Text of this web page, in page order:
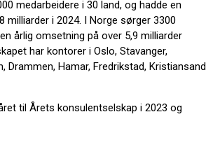
medarbeidere i 30 land, og hadde en
milliarder i 2024. I Norge sørger 3300
årlig omsetning på over 5,9 milliarder
har kontorer i Oslo, Stavanger,
Drammen, Hamar, Fredrikstad, Kristiansand
til Årets konsulentselskap i 2023 og